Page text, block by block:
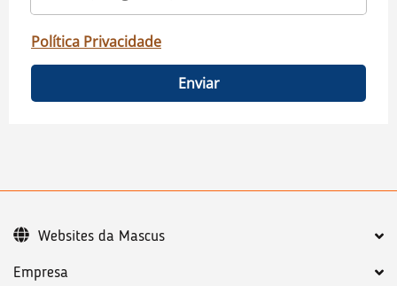
Política Privacidade
Enviar
Empresa
Websites da Mascus